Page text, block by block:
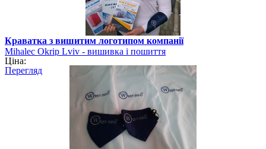
Краватка з вишитим логотипом компанії
Mihalec Okrip Lviv - вишивка і пошиття
Ціна:
Перегляд